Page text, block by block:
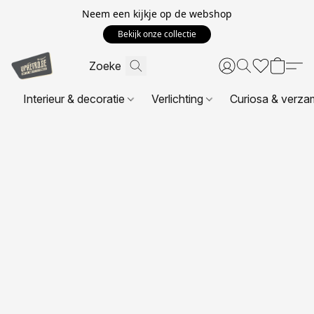
Neem een kijkje op de webshop
Bekijk onze collectie
Interieur & decoratie Verlichting Curiosa &